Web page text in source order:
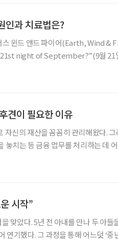
인과 치료법은?
스 윈드 앤드 파이어(Earth, Wind &
night of September?”(9월 21
견이 필요한 이유
신의 재산을 꼼꼼히 관리해왔다. 그
놓치는 등 금융 업무를 처리하는 데
시작”
맞았다. 5년 전 아내를 만나 두 아들
연기했다. 그 과정을 통해 어느덧 ‘중